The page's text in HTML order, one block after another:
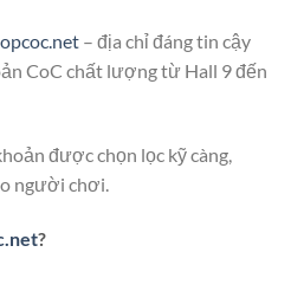
– địa chỉ đáng tin cậy
CoC chất lượng từ Hall 9 đến
được chọn lọc kỹ càng,
người chơi.
?